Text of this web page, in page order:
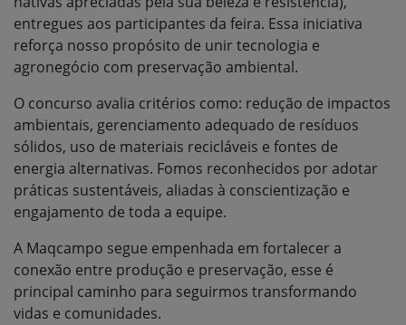
entregues aos participantes da feira. Essa iniciativa
reforça nosso propósito de unir tecnologia e
agronegócio com preservação ambiental.
O concurso avalia critérios como: redução de impactos
ambientais, gerenciamento adequado de resíduos
sólidos, uso de materiais recicláveis e fontes de
energia alternativas. Fomos reconhecidos por adotar
práticas sustentáveis, aliadas à conscientização e
engajamento de toda a equipe.
A Maqcampo segue empenhada em fortalecer a
conexão entre produção e preservação, esse é
principal caminho para seguirmos transformando
vidas e comunidades.